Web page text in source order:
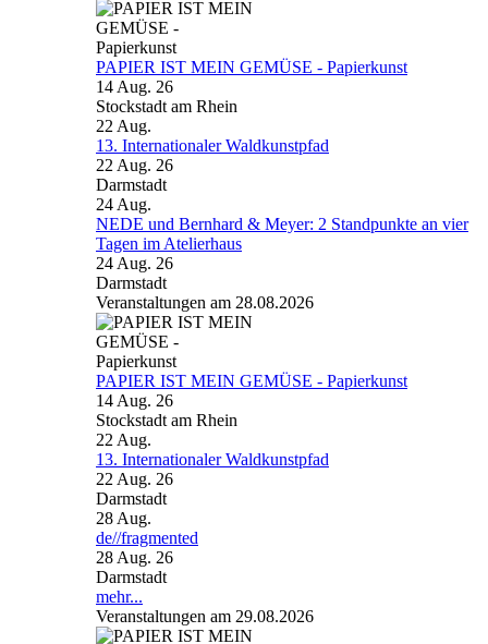
PAPIER IST MEIN GEMÜSE - Papierkunst
14 Aug. 26
Stockstadt am Rhein
22Aug.
13. Internationaler Waldkunstpfad
22 Aug. 26
Darmstadt
24Aug.
NEDE und Bernhard & Meyer: 2 Standpunkte an vier
Tagen im Atelierhaus
24 Aug. 26
Darmstadt
Veranstaltungen am 28.08.2026
PAPIER IST MEIN GEMÜSE - Papierkunst
14 Aug. 26
Stockstadt am Rhein
22Aug.
13. Internationaler Waldkunstpfad
22 Aug. 26
Darmstadt
28Aug.
de//fragmented
28 Aug. 26
Darmstadt
mehr...
Veranstaltungen am 29.08.2026